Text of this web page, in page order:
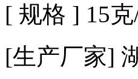
[ 规格 ] 15克
[生产厂家]